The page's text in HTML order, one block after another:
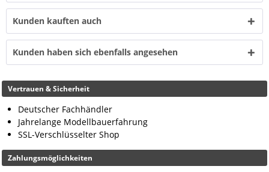
Kunden kauften auch
Kunden haben sich ebenfalls angesehen
Vertrauen & Sicherheit
Deutscher Fachhändler
Jahrelange Modellbauerfahrung
SSL-Verschlüsselter Shop
Zahlungsmöglichkeiten